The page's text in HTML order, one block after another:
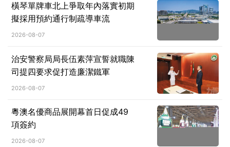
橫琴單牌車北上爭取年內落實初期
擬採用預約通行制疏導車流
2026-08-07
治安警察局局長伍素萍宣誓就職陳
司提四要求促打造廉潔鐵軍
2026-08-07
粵澳名優商品展開幕首日促成49
項簽約
2026-08-07